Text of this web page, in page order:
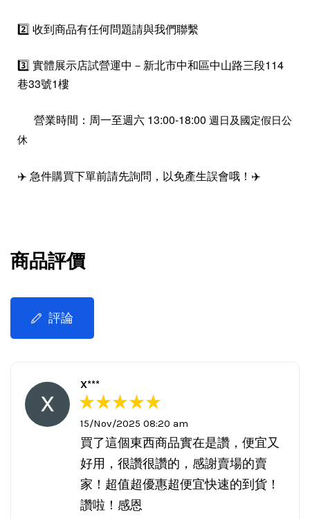
2️⃣ 收到商品有任何問題請與我們聯繫
3️⃣ 實體展示店試營運中－新北市中和區中山路三段114
巷33號1樓
營業時間：周一至週六 13:00-18:00 週日及國定假日公
休
✈️ 急件購買下單前請先詢問，以免產生誤會哦！✈️
商品評價
評論
X***
15/Nov/2025 08:20 am
買了這個東西商品實在是讚，便宜又
好用，很讚很讚的，感謝賣場的賣
家！超值超優惠超便宜快速的到貨！
讚啦！感恩